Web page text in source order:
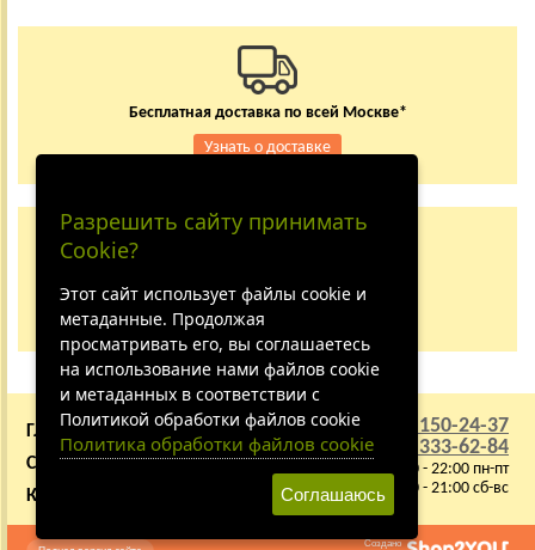
Бесплатная доставка по всей Москве*
Узнать о доставке
Заказывайте по телефону
8 (800) 333-62-84
Не дозвонились?
+7 (495) 150-24-37
8 (800) 333-62-84
9:00 - 22:00 пн-пт
10:00 - 21:00 сб-вс
ГЛАВНАЯ
О КОМПАНИИ
СОТРУДНИЧЕСТВО
ВАКАНСИИ
КАРТА САЙТА
Создано
Разрешить сайту принимать
Cookie?
Этот сайт использует файлы cookie и
метаданные. Продолжая
просматривать его, вы соглашаетесь
на использование нами файлов cookie
и метаданных в соответствии с
Политикой обработки файлов cookie
Политика обработки файлов cookie
Соглашаюсь